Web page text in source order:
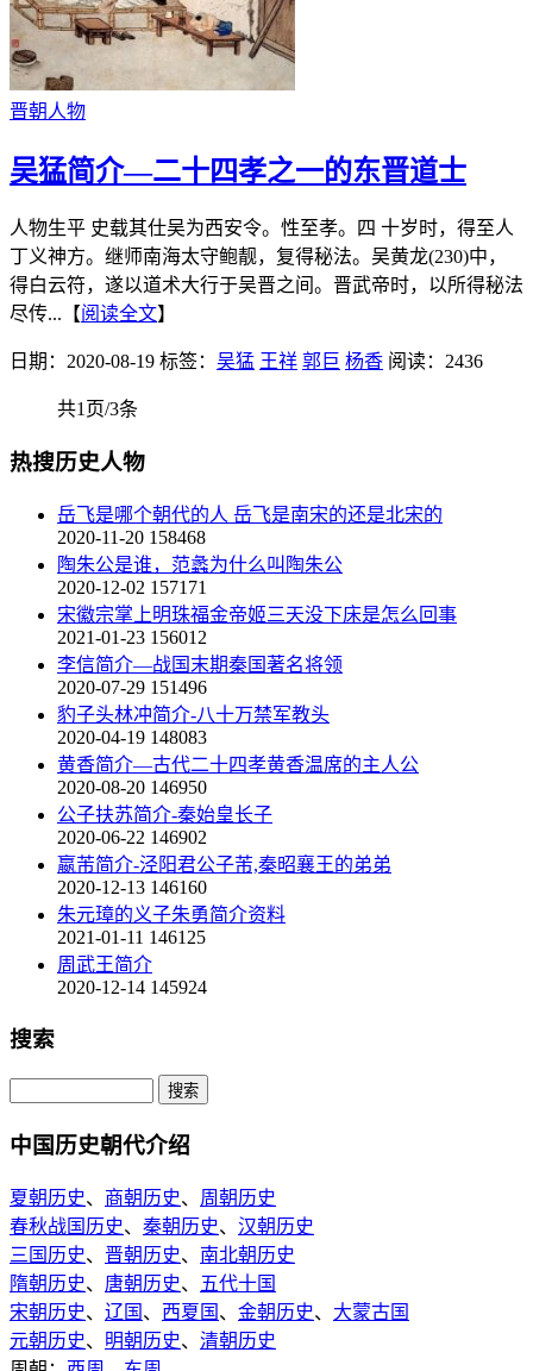
晋朝人物
吴猛简介—二十四孝之一的东晋道士
人物生平 史载其仕吴为西安令。性至孝。四 十岁时，得至人
丁义神方。继师南海太守鲍靓，复得秘法。吴黄龙(230)中，
得白云符，遂以道术大行于吴晋之间。晋武帝时，以所得秘法
尽传...【阅读全文】
日期：2020-08-19 标签： 吴猛 王祥 郭巨 杨香 阅读：2436
共1页/3条
热搜历史人物
岳飞是哪个朝代的人 岳飞是南宋的还是北宋的
2020-11-20 158468
陶朱公是谁，范蠡为什么叫陶朱公
2020-12-02 157171
宋徽宗掌上明珠福金帝姬三天没下床是怎么回事
2021-01-23 156012
李信简介—战国末期秦国著名将领
2020-07-29 151496
豹子头林冲简介-八十万禁军教头
2020-04-19 148083
黄香简介—古代二十四孝黄香温席的主人公
2020-08-20 146950
公子扶苏简介-秦始皇长子
2020-06-22 146902
嬴芾简介-泾阳君公子芾,秦昭襄王的弟弟
2020-12-13 146160
朱元璋的义子朱勇简介资料
2021-01-11 146125
周武王简介
2020-12-14 145924
搜索
中国历史朝代介绍
夏朝历史、 商朝历史、 周朝历史
春秋战国历史、 秦朝历史、 汉朝历史
三国历史、 晋朝历史、 南北朝历史
隋朝历史、 唐朝历史、
五代十国
宋朝历史、 辽国 、 西夏国 、 金朝历史、 大蒙古国
元朝历史、 明朝历史、 清朝历史